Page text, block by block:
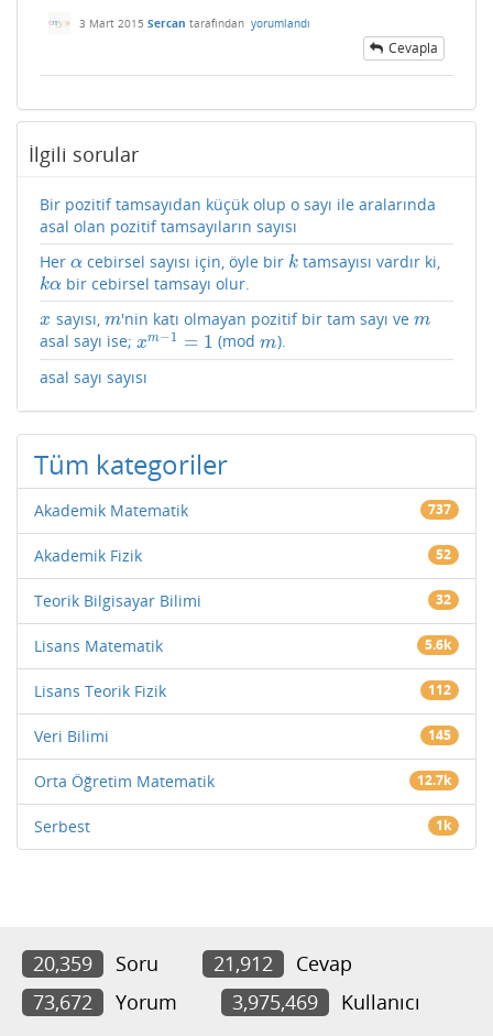
3 Mart 2015 Sercan tarafından yorumlandı
Cevapla
İlgili sorular
Bir pozitif tamsayıdan küçük olup o sayı ile aralarında
asal olan pozitif tamsayıların sayısı
Her α
α cebirsel sayısı için, öyle bir k
k tamsayısı vardır ki,
kα
kα bir cebirsel tamsayı olur.
x
x sayısı, m
m'nin katı olmayan pozitif bir tam sayı ve m
m
asal sayı ise; xm−1 = 1
xm−1= 1 (modm
m).
asal sayı sayısı
Tüm kategoriler
Akademik Matematik 737
Akademik Fizik 52
Teorik Bilgisayar Bilimi 32
Lisans Matematik 5.6k
Lisans Teorik Fizik 112
Veri Bilimi 145
Orta Öğretim Matematik 12.7k
Serbest 1k
20,359 Soru 21,912
Cevap
73,672
Yorum 3,975,469 Kullanıcı